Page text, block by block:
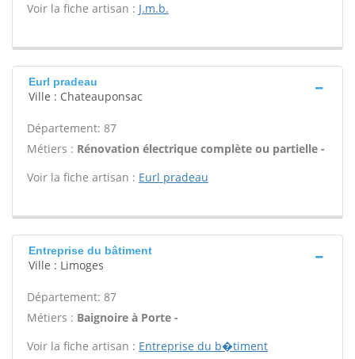
Voir la fiche artisan : J.m.b.
Eurl pradeau
Ville : Chateauponsac
Département: 87
Métiers : Rénovation électrique complète ou partielle -
Voir la fiche artisan : Eurl pradeau
Entreprise du bâtiment
Ville : Limoges
Département: 87
Métiers : Baignoire à Porte -
Voir la fiche artisan : Entreprise du b�timent